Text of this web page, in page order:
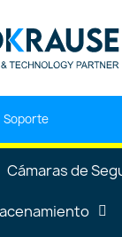
Soporte
Cámaras de